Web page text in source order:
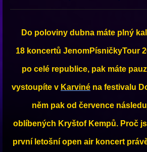
Do poloviny dubna máte plný
18 koncertů JenomPísničkyTour
po celé republice, pak máte
vystoupíte v Karviné na festivalu
něm pak od července
oblíbených Kryštof Kempů. Proč
první letošní open air koncert